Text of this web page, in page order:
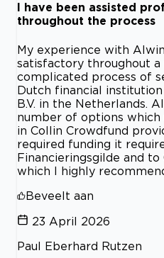
I have been assisted
throughout the process
My experience with
satisfactory throughout
complicated process of
Dutch financial
B.V. in the Netherlands.
number of options
in Collin Crowdfund
required funding it
Financieringsgilde and
which I highly
Beveelt aan
23 April 2026
Paul Eberhard Rutzen